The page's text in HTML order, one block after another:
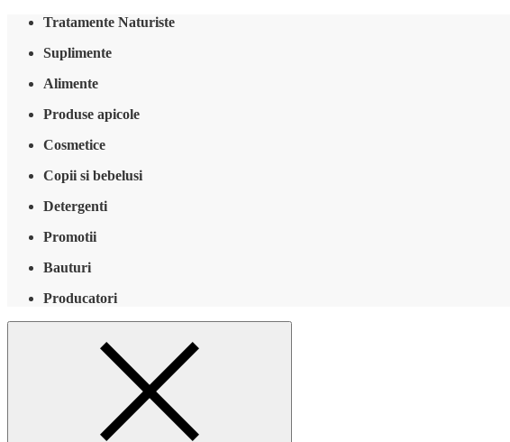
Tratamente Naturiste
Suplimente
Alimente
Produse apicole
Cosmetice
Copii si bebelusi
Detergenti
Promotii
Bauturi
Producatori